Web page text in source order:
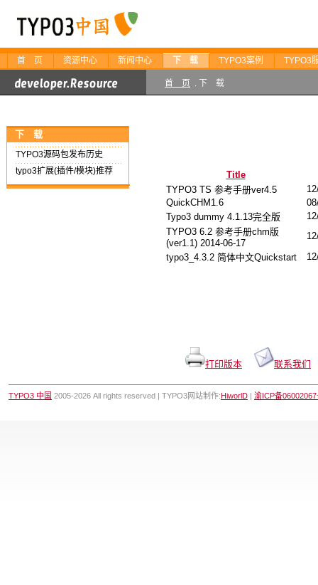
首 页 资源中心 新闻中心 下 载 TYPO3案例 TYPO3
首 页 . 下 载
下 载
TYPO3源码包发布历史
typo3扩展(插件/模块)推荐
Title
TYPO3 TS 参考手册ver4.5
QuickCHM1.6
Typo3 dummy 4.1.13完全版
TYPO3 6.2 参考手册chm版
(ver1.1) 2014-06-17
typo3_4.3.2 简体中文Quickstart
打印版本 联系我们
TYPO3 中国 2005-2026 All rights reserved | TYPO3网站制作:HiworlD | 渝ICP备06002067